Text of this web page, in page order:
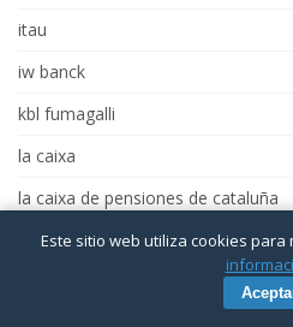
Este sitio web utiliza cookies
itau
iw banck
kbl fumagalli
la caixa
la caixa de pensiones de cataluña
la calixa